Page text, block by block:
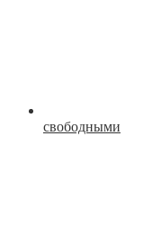
свободными